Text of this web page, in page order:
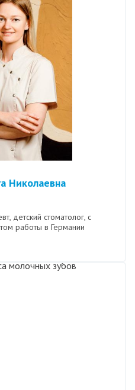
Николаевна
детский стоматолог, с
работы в Германии